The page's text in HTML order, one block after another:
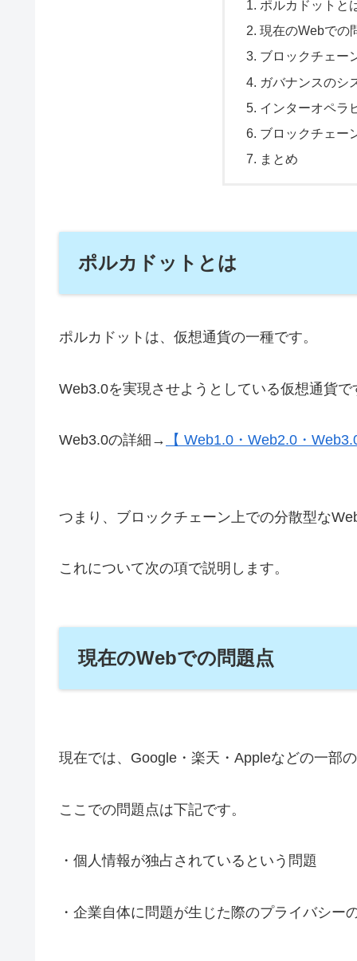
ポルカドットと
現在のWebでの
ブロックチェー
ガバナンスのシ
インターオペラ
ブロックチェー
まとめ
ポルカドットとは
ポルカドットは、仮想通貨の一種です。
Web3.0を実現させようとしている仮想通貨で
Web3.0の詳細→ 【 Web1.0・Web2.0・
つまり、ブロックチェーン上での分散型な
これについて次の項で説明します。
現在のWebでの問題点
現在では、Google・楽天・Appleなどの一部
ここでの問題点は下記です。
・個人情報が独占されているという問題
・企業自体に問題が生じた際のプライバシー